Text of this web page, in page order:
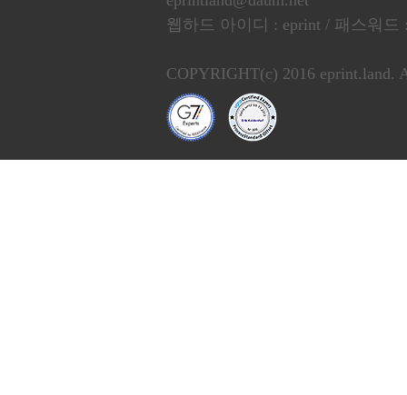
웹하드 아이디 : eprint / 패스워드
COPYRIGHT(c) 2016 eprint.land.